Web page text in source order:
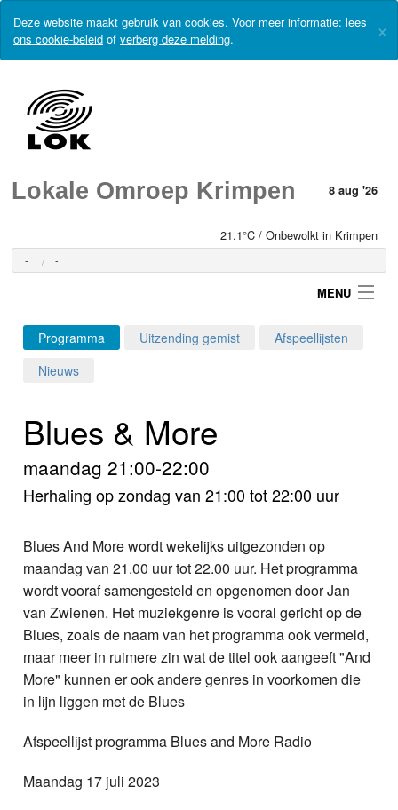
Deze website maakt gebruik van cookies. Voor meer informatie: lees
ons cookie-beleid of verberg deze melding. ×
Lokale Omroep Krimpen 8 aug '26
21.1°C / Onbewolkt in Krimpen
- -
MENU
Login
Programma's
Nieuws
Video
Webcam
Info
Programma Uitzending gemist
Afspeellijsten
Nieuws
Blues & More
maandag 21:00-22:00
Herhaling op zondag van 21:00 tot 22:00 uur
Blues And More wordt wekelijks uitgezonden op
maandag van 21.00 uur tot 22.00 uur. Het programma
wordt vooraf samengesteld en opgenomen door Jan
van Zwienen. Het muziekgenre is vooral gericht op de
Blues, zoals de naam van het programma ook vermeld,
maar meer in ruimere zin wat de titel ook aangeeft "And
More" kunnen er ook andere genres in voorkomen die
in lijn liggen met de Blues
Afspeellijst programma Blues and More Radio
Maandag 17 juli 2023